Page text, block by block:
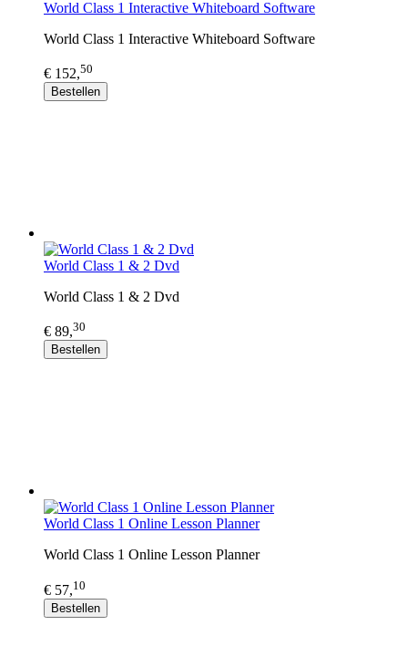
World Class 1 Interactive Whiteboard Software
World Class 1 Interactive Whiteboard Software
€ 152,50
Bestellen
World Class 1 & 2 Dvd
World Class 1 & 2 Dvd
€ 89,30
Bestellen
World Class 1 Online Lesson Planner
World Class 1 Online Lesson Planner
€ 57,10
Bestellen